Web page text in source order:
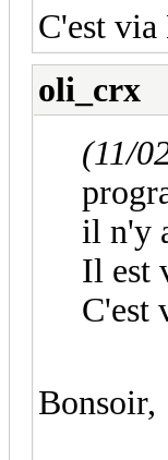
C'est via
oli_crx
(11/
il n'y
Il est
C'est
Bonsoir,